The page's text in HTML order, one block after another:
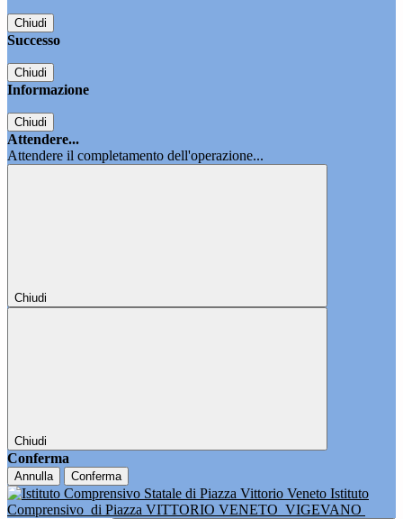
Chiudi
Successo
Chiudi
Informazione
Chiudi
Attendere...
Attendere il completamento dell'operazione...
Chiudi
Chiudi
Conferma
Annulla Conferma
Istituto
Comprensivo di Piazza VITTORIO VENETO VIGEVANO